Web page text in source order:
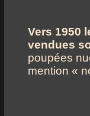
Vers 1950
vendues
poupées
mention «